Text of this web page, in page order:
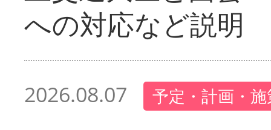
への対応など説明
2026.08.07 予定・計画・